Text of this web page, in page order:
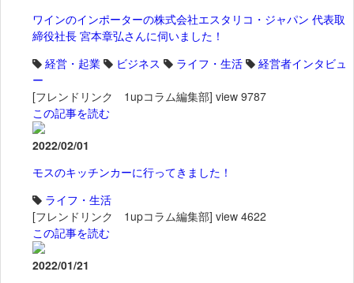
ワインのインポーターの株式会社エスタリコ・ジャパン 代表取
締役社長 宮本章弘さんに伺いました！
経営・起業
ビジネス ライフ・生活
経営者インタビュ
ー
[フレンドリンク 1upコラム編集部] view 9787
この記事を読む
2022/02/01
モスのキッチンカーに行ってきました！
ライフ・生活
[フレンドリンク 1upコラム編集部] view 4622
この記事を読む
2022/01/21